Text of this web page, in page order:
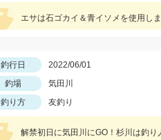
エサは石ゴカイ＆青イソメを使用しま
釣行日 2022/06/01
釣場
気田川
釣り方
友釣り
解禁初日に気田川にGO！杉川は釣